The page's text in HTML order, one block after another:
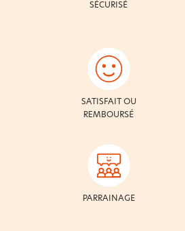
SÉCURISÉ
SATISFAIT OU
REMBOURSÉ
PARRAINAGE